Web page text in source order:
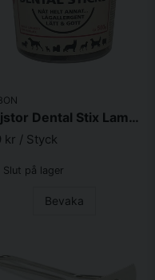
Majstor Dental Stix Lamm 500g
kr / Styck
Slut på lager
Bevaka